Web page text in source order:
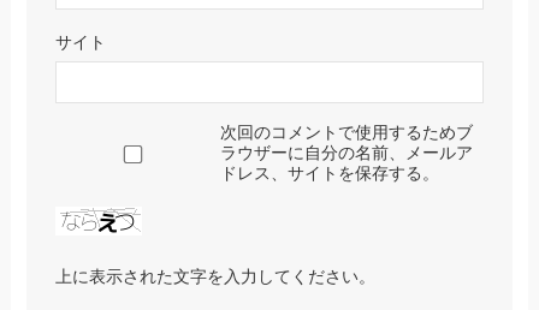
サイト
次回のコメントで使用するためブ
ラウザーに自分の名前、メールア
ドレス、サイトを保存する。
上に表示された文字を入力してください。